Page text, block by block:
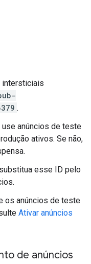
intersticiais
.
anúncios de teste
ativos. Se não,
esse ID pelo
os anúncios de teste
Ativar anúncios
de anúncios